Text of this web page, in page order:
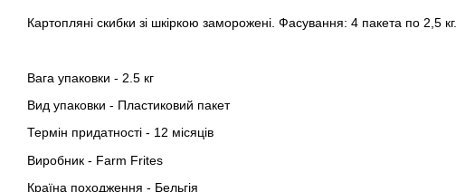
Картопляні скибки зі шкіркою заморожені. Фасування: 4 пакета по 2,5 кг.
Вага упаковки - 2.5 кг
Вид упаковки - Пластиковий пакет
Термін придатності - 12 місяців
Виробник - Farm Frites
Країна походження - Бельгія